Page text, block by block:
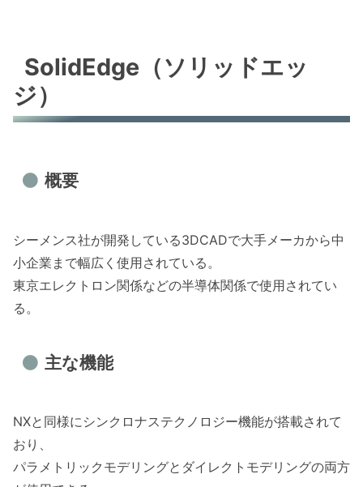
SolidEdge（ソリッドエッ
ジ）
概要
シーメンス社が開発している3DCADで大手メーカから中
小企業まで幅広く使用されている。
東京エレクトロン関係などの半導体関係で使用されてい
る。
主な機能
NXと同様にシンクロナステクノロジー機能が搭載されて
おり、
パラメトリックモデリングとダイレクトモデリングの両方